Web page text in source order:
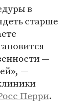
в
старше
—
—
Перри.